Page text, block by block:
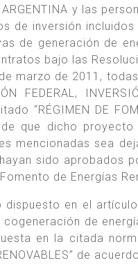
y las
de inversión
de generación de
bajo las
marzo de 2011, todas
FEDERAL,
“RÉGIMEN DE
que dicho
mencionadas sea
sido aprobados
de Energías
en el
de
en la citada
de